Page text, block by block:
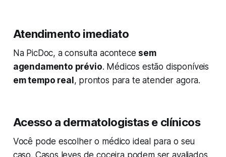
Atendimento imediato
Na PicDoc, a consulta acontece sem
agendamento prévio. Médicos estão disponíveis
em tempo real , prontos para te atender agora.
Acesso a dermatologistas e clínicos
Você pode escolher o médico ideal para o seu